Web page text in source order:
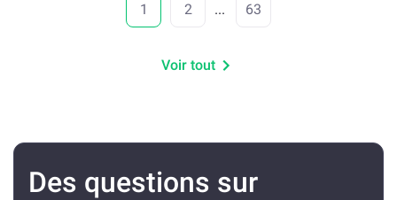
1 2 ... 63
Voir tout
Des questions sur